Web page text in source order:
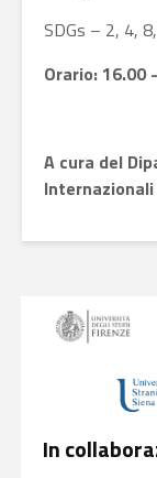
SDGs – 2, 4,
Orario: 16.00
A cura del
Internazionali
In